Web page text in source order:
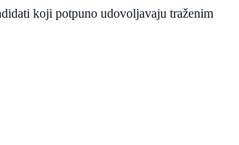
koji potpuno udovoljavaju traženim